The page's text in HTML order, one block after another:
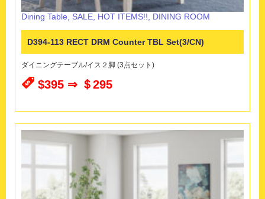
Dining Table SALE HOT ITEMS!! DINING ROOM
D394-113 RECT DRM Counter TBL Set(3/CN)
ダイニングテーブル/イス２脚 (3点セット)
$395 ⇒ ＄295